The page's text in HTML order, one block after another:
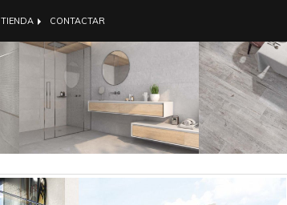
TIENDA CONTACTAR